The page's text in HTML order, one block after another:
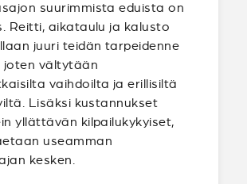
suurimmista eduista on
Reitti, aikataulu ja kalusto
juuri teidän tarpeidenne
joten vältytään
vaihdoilta ja erillisiltä
Lisäksi kustannukset
yllättävän kilpailukykyiset,
useamman
kesken.